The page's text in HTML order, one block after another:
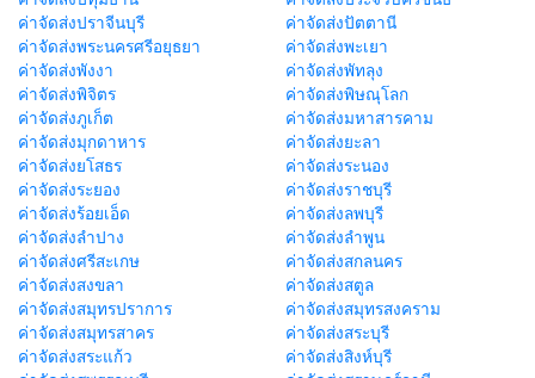
ค่าจัดส่งปราจีนบุรี
ค่าจัดส่งปัตตานี
ค่าจัดส่งพระนครศรีอยุธยา
ค่าจัดส่งพะเยา
ค่าจัดส่งพังงา
ค่าจัดส่งพัทลุง
ค่าจัดส่งพิจิตร
ค่าจัดส่งพิษณุโลก
ค่าจัดส่งภูเก็ต
ค่าจัดส่งมหาสารคาม
ค่าจัดส่งมุกดาหาร
ค่าจัดส่งยะลา
ค่าจัดส่งยโสธร
ค่าจัดส่งระนอง
ค่าจัดส่งระยอง
ค่าจัดส่งราชบุรี
ค่าจัดส่งร้อยเอ็ด
ค่าจัดส่งลพบุรี
ค่าจัดส่งลำปาง
ค่าจัดส่งลำพูน
ค่าจัดส่งศรีสะเกษ
ค่าจัดส่งสกลนคร
ค่าจัดส่งสงขลา
ค่าจัดส่งสตูล
ค่าจัดส่งสมุทรปราการ
ค่าจัดส่งสมุทรสงคราม
ค่าจัดส่งสมุทรสาคร
ค่าจัดส่งสระบุรี
ค่าจัดส่งสระแก้ว
ค่าจัดส่งสิงห์บุรี